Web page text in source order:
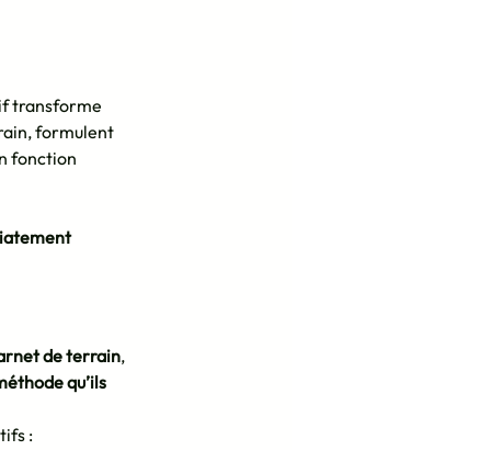
transforme
formulent
fonction
de terrain,
qu’ils
: